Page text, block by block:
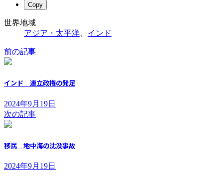
Copy
世界地域
アジア・太平洋
インド
前の記事
インド 連立政権の発足
2024年9月19日
次の記事
移民 地中海の沈没事故
2024年9月19日